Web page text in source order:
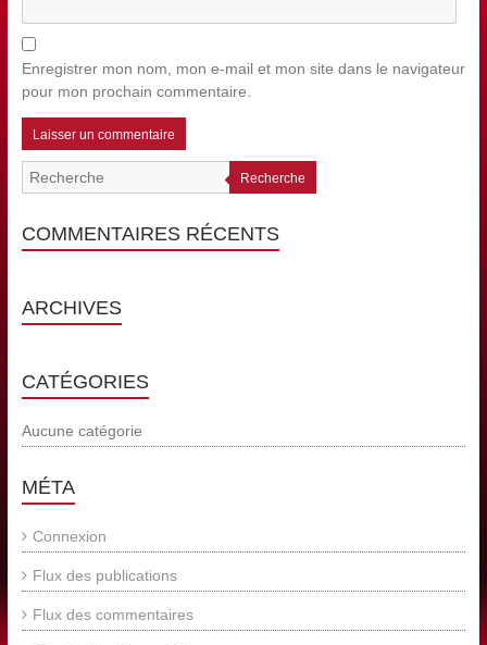
Enregistrer mon nom, mon e-mail et mon site dans le navigateur
pour mon prochain commentaire.
Recherche
COMMENTAIRES RÉCENTS
ARCHIVES
CATÉGORIES
Aucune catégorie
MÉTA
Connexion
Flux des publications
Flux des commentaires